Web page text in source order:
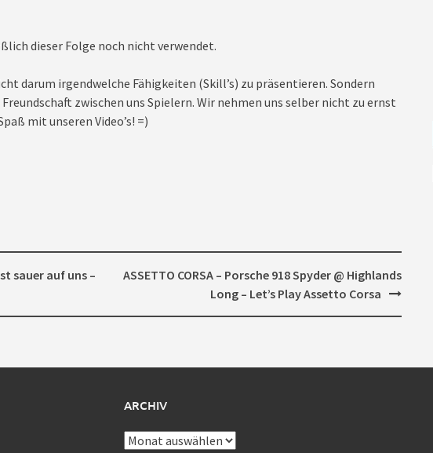
dieser Folge noch nicht verwendet.
darum irgendwelche Fähigkeiten (Skill’s) zu präsentieren. Sondern
zwischen uns Spielern. Wir nehmen uns selber nicht zu ernst
mit unseren Video’s! =)
sauer auf uns –
ASSETTO CORSA – Porsche 918 Spyder @ Highlands
Long – Let’s Play Assetto Corsa
ARCHIV
Archiv